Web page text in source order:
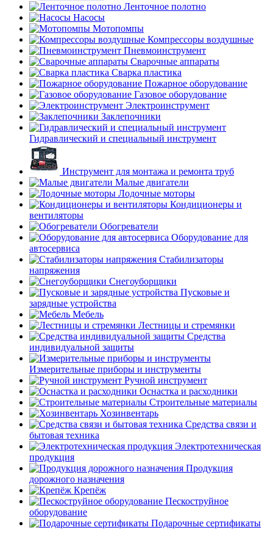
Ленточное полотно
Насосы
Мотопомпы
Компрессоры воздушные
Пневмоинструмент
Сварочные аппараты
Сварка пластика
Пожарное оборудование
Газовое оборудование
Электроинструмент
Заклепочники
Гидравлический и специальный инструмент
Инструмент для монтажа и ремонта труб
Малые двигатели
Лодочные моторы
Кондиционеры и
вентиляторы
Обогреватели
Оборудование для
автосервиса
Стабилизаторы
напряжения
Снегоуборщики
Пусковые и
зарядные устройства
Мебель
Лестницы и стремянки
Средства
индивидуальной защиты
Измерительные приборы и инструменты
Ручной инструмент
Оснастка и расходники
Строительные материалы
Хозинвентарь
Средства связи и
бытовая техника
Электротехническая
продукция
Продукция
дорожного назначения
Крепёж
Пескоструйное
оборудование
Подарочные сертификаты